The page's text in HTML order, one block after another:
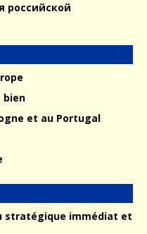
российской
bien
et au Portugal
stratégique immédiat et